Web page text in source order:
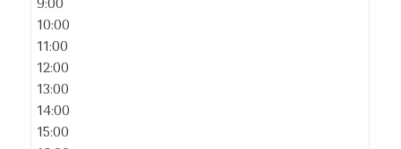
9:00
10:00
11:00
12:00
13:00
14:00
15:00